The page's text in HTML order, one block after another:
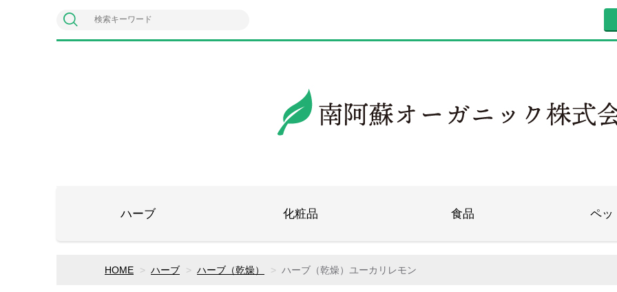
ハーブ 化粧品 食品 ペッ
HOME ハーブ ハーブ（乾燥） ハーブ（乾燥）ユーカリレモン